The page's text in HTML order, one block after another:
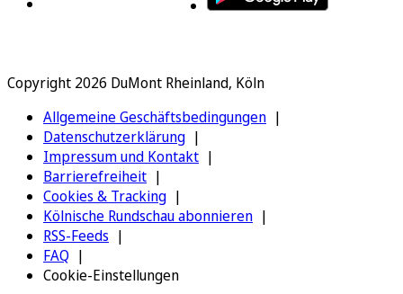
Copyright 2026 DuMont Rheinland, Köln
Allgemeine Geschäftsbedingungen
Datenschutzerklärung
Impressum und Kontakt
Barrierefreiheit
Cookies & Tracking
Kölnische Rundschau abonnieren
RSS-Feeds
FAQ
Cookie-Einstellungen